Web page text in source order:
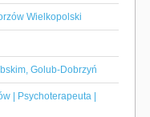
Wielkopolski
Golub-Dobrzyń
| Psychoterapeuta |